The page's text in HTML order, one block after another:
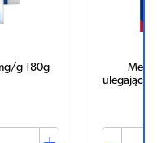
g 180g
Mel